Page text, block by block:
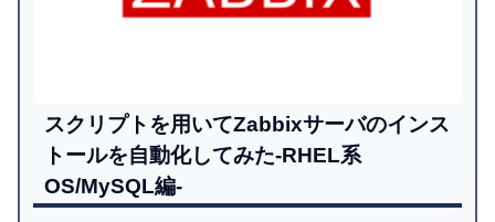
スクリプトを用いてZabbixサーバのインス
トールを自動化してみた-RHEL系
OS/MySQL編-